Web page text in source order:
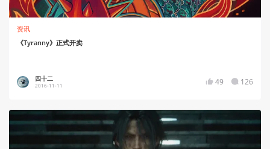
资讯
《Tyranny》正式开卖
四十二
2016-11-11 49 126